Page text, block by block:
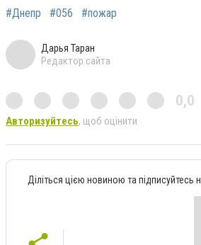
#Днепр #056 #пожар
Дарья Таран
Редактор сайта
0,0
Авторизуйтесь, щоб оцінити
Діліться цією новиною та підписуйтесь